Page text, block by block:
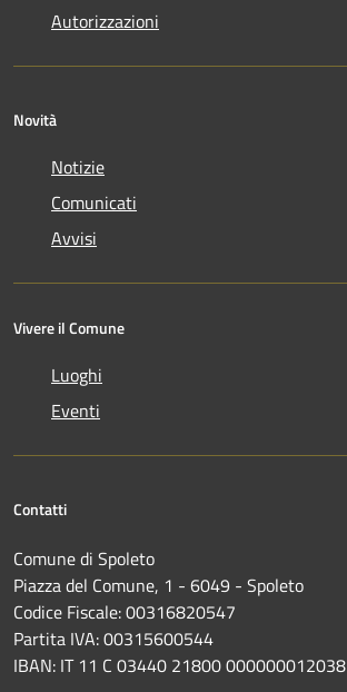
Autorizzazioni
Novità
Notizie
Comunicati
Avvisi
Vivere il Comune
Luoghi
Eventi
Contatti
Comune di Spoleto
Piazza del Comune, 1 - 6049 - Spoleto
Codice Fiscale: 00316820547
Partita IVA: 00315600544
IBAN: IT 11 C 03440 21800 000000012038